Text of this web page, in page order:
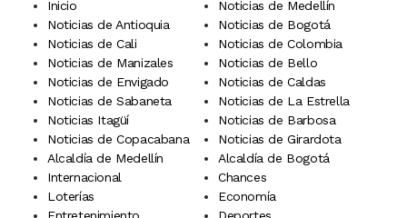
Inicio
Noticias de Medellín
Noticias de Antioquia
Noticias de Bogotá
Noticias de Cali
Noticias de Colombia
Noticias de Manizales
Noticias de Bello
Noticias de Envigado
Noticias de Caldas
Noticias de Sabaneta
Noticias de La Estrella
Noticias Itagüí
Noticias de Barbosa
Noticias de Copacabana
Noticias de Girardota
Alcaldía de Medellín
Alcaldía de Bogotá
Internacional
Chances
Loterías
Economía